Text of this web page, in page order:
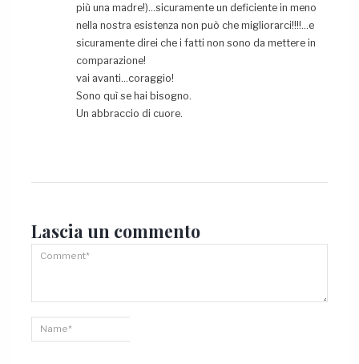
più una madre!)…sicuramente un deficiente in meno
nella nostra esistenza non può che migliorarci!!!!…e
sicuramente direi che i fatti non sono da mettere in
comparazione!
vai avanti…coraggio!
Sono quì se hai bisogno.
Un abbraccio di cuore.
Lascia un commento